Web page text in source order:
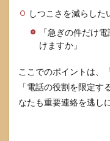
しつこさを減らした
「急ぎの件だけ
けますか」
ここでのポイントは、
「電話の役割を限定
なたも重要連絡を逃し